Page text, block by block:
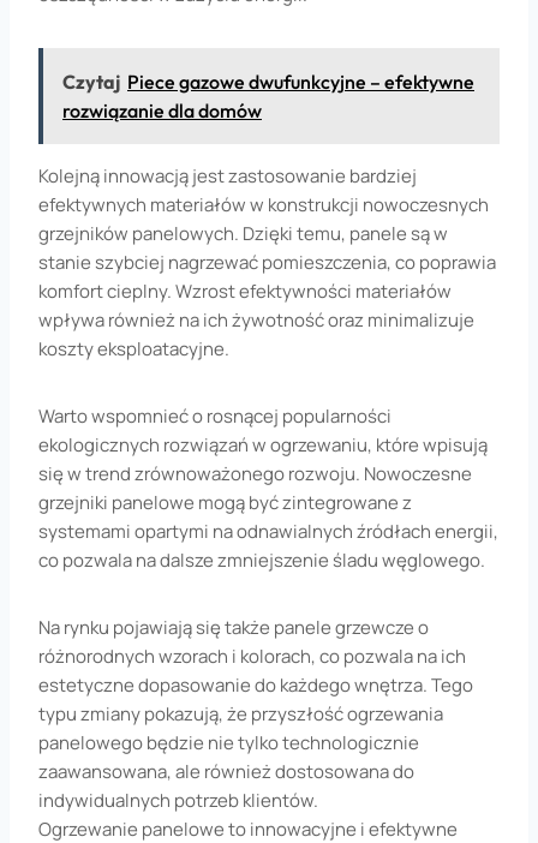
Czytaj Piece gazowe dwufunkcyjne – efektywne
rozwiązanie dla domów
Kolejną innowacją jest zastosowanie bardziej
efektywnych materiałów w konstrukcji nowoczesnych
grzejników panelowych. Dzięki temu, panele są w
stanie szybciej nagrzewać pomieszczenia, co poprawia
komfort cieplny. Wzrost efektywności materiałów
wpływa również na ich żywotność oraz minimalizuje
koszty eksploatacyjne.
Warto wspomnieć o rosnącej popularności
ekologicznych rozwiązań w ogrzewaniu, które wpisują
się w trend zrównoważonego rozwoju. Nowoczesne
grzejniki panelowe mogą być zintegrowane z
systemami opartymi na odnawialnych źródłach energii,
co pozwala na dalsze zmniejszenie śladu węglowego.
Na rynku pojawiają się także panele grzewcze o
różnorodnych wzorach i kolorach, co pozwala na ich
estetyczne dopasowanie do każdego wnętrza. Tego
typu zmiany pokazują, że przyszłość ogrzewania
panelowego będzie nie tylko technologicznie
zaawansowana, ale również dostosowana do
indywidualnych potrzeb klientów.
Ogrzewanie panelowe to innowacyjne i efektywne